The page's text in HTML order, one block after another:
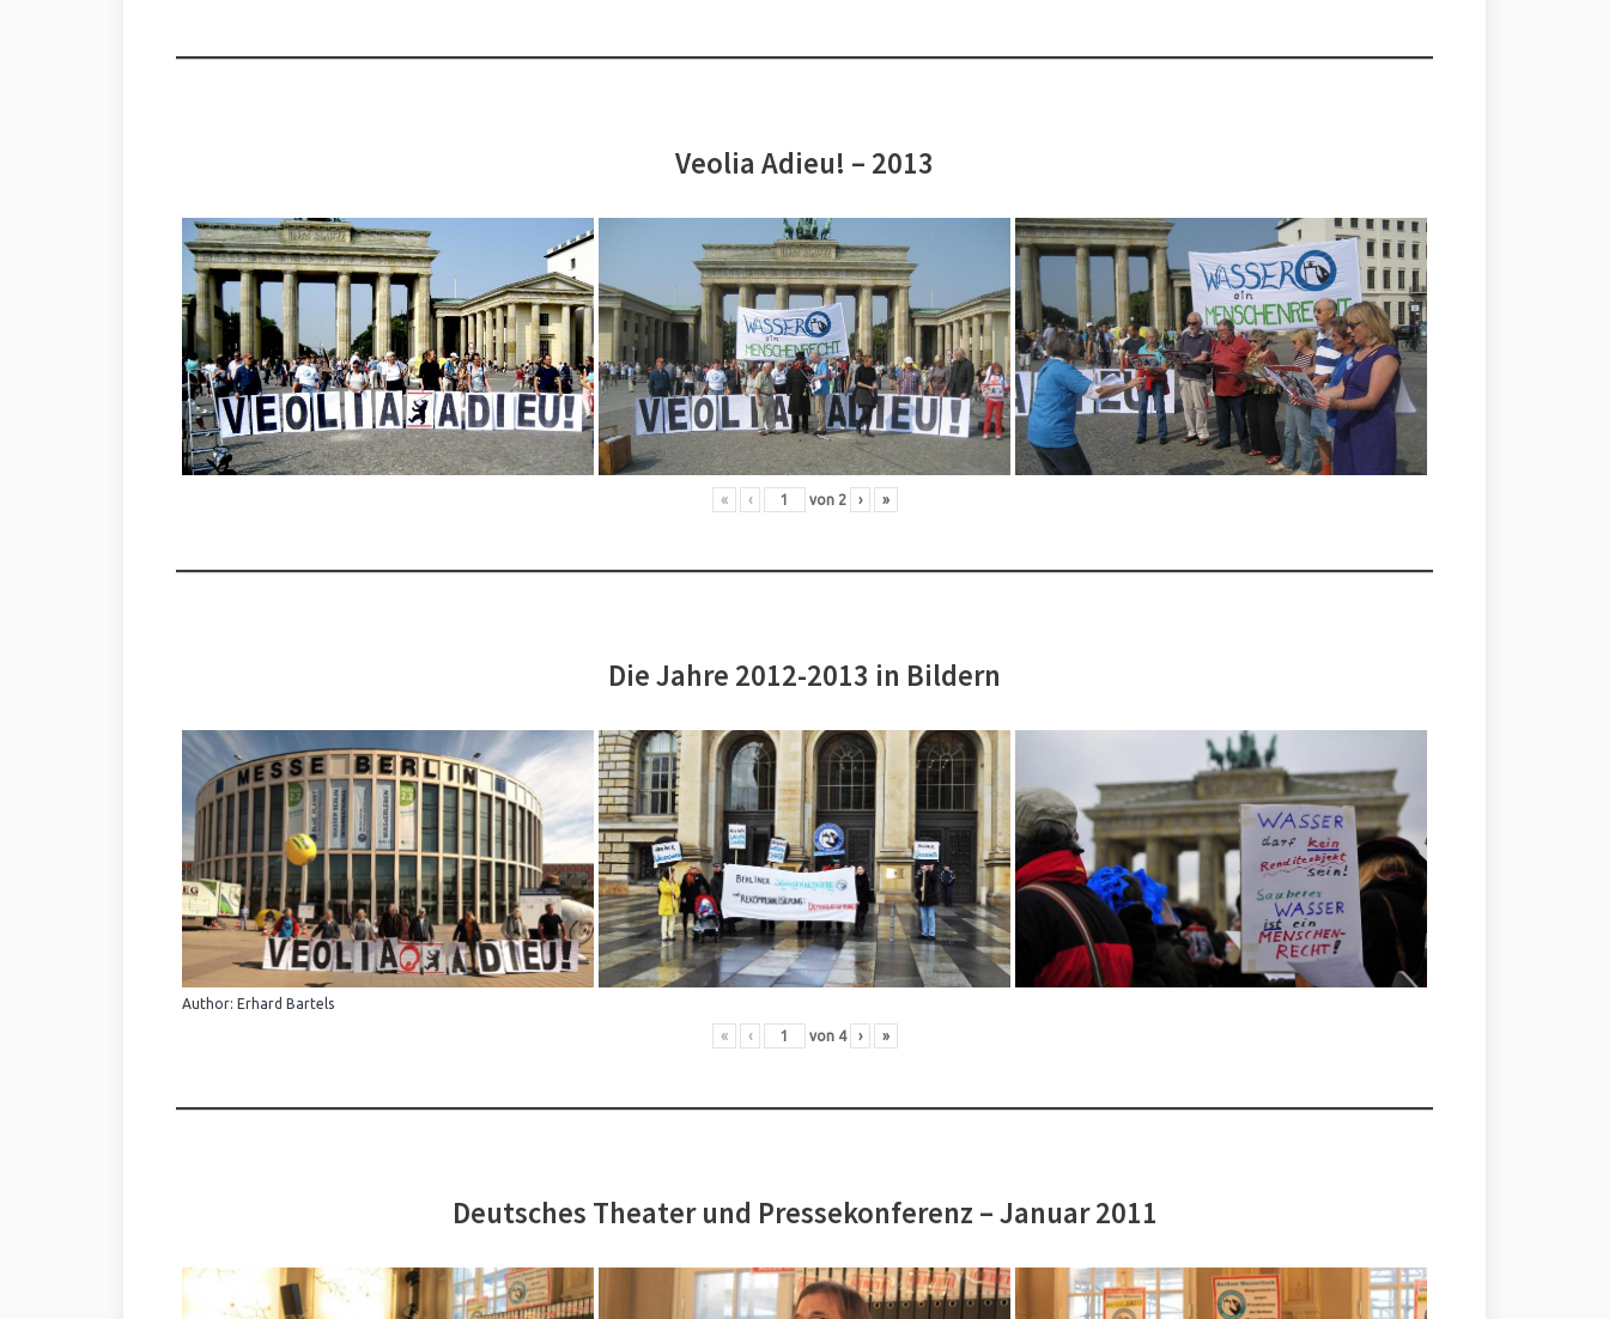
Veolia Adieu! – 2013
« ‹ von 2 › »
Die Jahre 2012-2013 in Bildern
Author: Erhard Bartels
« ‹ von 4 › »
Deutsches Theater und Pressekonferenz – Januar 2011